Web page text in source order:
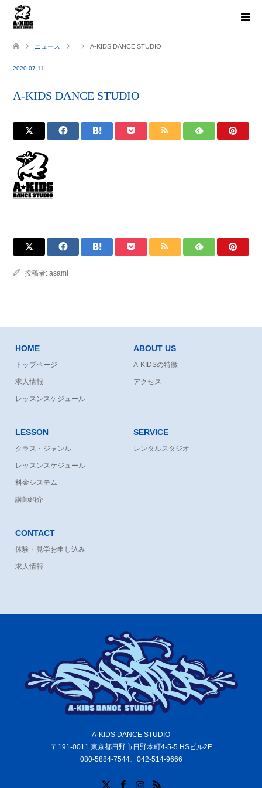
ニュース A-KIDS DANCE STUDIO
2020.07.11
A-KIDS DANCE STUDIO
投稿者: asami
HOME
トップページ
求人情報
レッスンスケジュール
ABOUT US
A-KIDSの特徴
アクセス
LESSON
クラス・ジャンル
レッスンスケジュール
料金システム
講師紹介
SERVICE
レンタルスタジオ
CONTACT
体験・見学お申し込み
求人情報
A-KIDS DANCE STUDIO
〒191-0011 東京都日野市日野本町4-5-5 HSビル2F
080-5884-7544、042-514-9666
RSS